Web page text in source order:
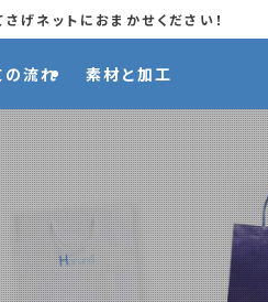
げネットにおまかせください！
の流れ 素材と加工